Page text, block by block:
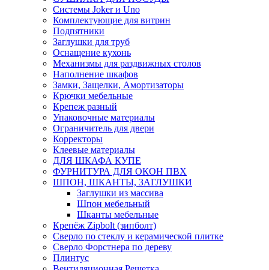
Системы Joker и Uno
Комплектующие для витрин
Подпятники
Заглушки для труб
Оснащение кухонь
Механизмы для раздвижных столов
Наполнение шкафов
Замки, Защелки, Амортизаторы
Крючки мебельные
Крепеж разный
Упаковочные материалы
Ограничитель для двери
Корректоры
Клеевые материалы
ДЛЯ ШКАФА КУПЕ
ФУРНИТУРА ДЛЯ ОКОН ПВХ
ШПОН, ШКАНТЫ, ЗАГЛУШКИ
Заглушки из массива
Шпон мебельный
Шканты мебельные
Крепёж Zipbolt (зипболт)
Сверло по стеклу и керамической плитке
Сверло Форстнера по дереву
Плинтус